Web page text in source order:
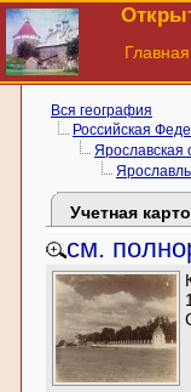
Главная
Вся география
Российская
Ярославская
Ярославль
Учетная
см.